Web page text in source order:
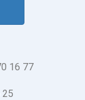
16 77
25